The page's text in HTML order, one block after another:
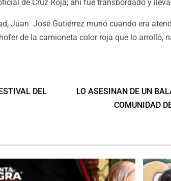
de Cruz Roja; ahí fue transbordado y
Juan José Gutiérrez murió cuando era
de la camioneta color roja que lo arrolló,
DEL
LO ASESINAN DE UN
COMUNIDAD